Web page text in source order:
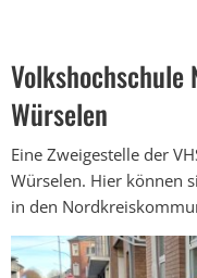
Nordkreis
Aachen
Volkshochschule
Würselen
Eine Zweigestelle der
Würselen. Hier können
in den